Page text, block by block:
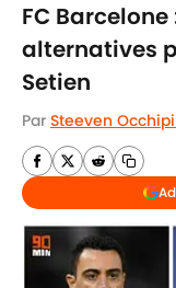
FC Barcelone
alternatives
Setien
Par Steeven